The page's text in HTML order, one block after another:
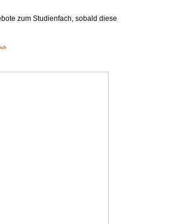
zum Studienfach, sobald diese